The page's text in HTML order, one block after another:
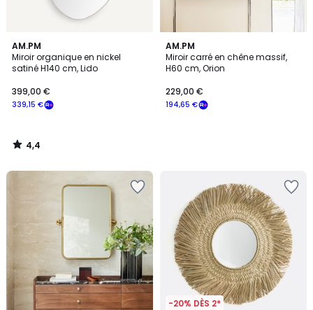
AM.PM
Miroir organique en nickel
satiné H140 cm, Lido
339,15 €
399,00 €
4,4
/ 5
4,4
/
AM.PM
Miroir carré en chêne massif,
H60 cm, Orion
194,65 €
229,00 €
-20% DÈS 2*